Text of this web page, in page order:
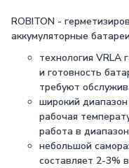
ROBITON -
аккумуляторные
технология VRLA
и готовность
требуют
широкий
рабочая
работа в
небольшой
составляет 2-3%